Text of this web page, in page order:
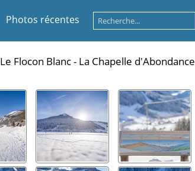
Photos récentes
Le Flocon Blanc - La Chapelle d'Abondance